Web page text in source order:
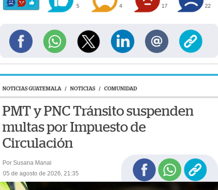
5 4 17 22
NOTICIAS GUATEMALA / NOTICIAS / COMUNIDAD
PMT y PNC Tránsito suspenden
multas por Impuesto de
Circulación
Por Susana Manai
05 de agosto de 2026, 21:35